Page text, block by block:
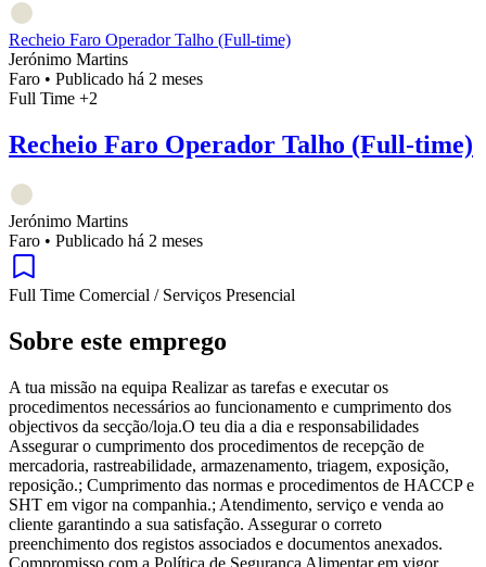
Recheio Faro Operador Talho (Full-time)
Jerónimo Martins
Faro • Publicado há 2 meses
Full Time +2
Recheio Faro Operador Talho (Full-time)
Jerónimo Martins
Faro • Publicado há 2 meses
Full Time Comercial / Serviços Presencial
Sobre este emprego
A tua missão na equipa Realizar as tarefas e executar os
procedimentos necessários ao funcionamento e cumprimento dos
objectivos da secção/loja.O teu dia a dia e responsabilidades
Assegurar o cumprimento dos procedimentos de recepção de
mercadoria, rastreabilidade, armazenamento, triagem, exposição,
reposição.; Cumprimento das normas e procedimentos de HACCP e
SHT em vigor na companhia.; Atendimento, serviço e venda ao
cliente garantindo a sua satisfação. Assegurar o correto
preenchimento dos registos associados e documentos anexados.
Compromisso com a Política de Segurança Alimentar em vigor.